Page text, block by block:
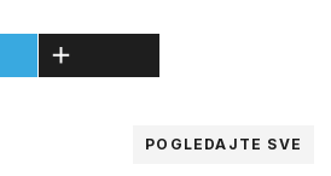
POGLEDAJTE SVE